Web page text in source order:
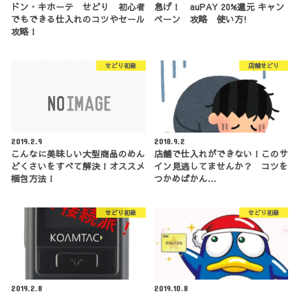
ドン・キホーテ せどり 初心者
でもできる仕入れのコツやセール
攻略！
急げ！ auPAY 20%還元 キャン
ペーン 攻略 使い方!
せどり初級
2019.2.9
こんなに美味しい大型商品のめん
どくさいをすべて解決！オススメ
梱包方法！
店舗せどり
2018.9.2
店舗で仕入れができない！このサ
イン見逃してませんか？ コツを
つかめばかん…
せどり初級
2019.2.8
せどり初級
2019.10.8